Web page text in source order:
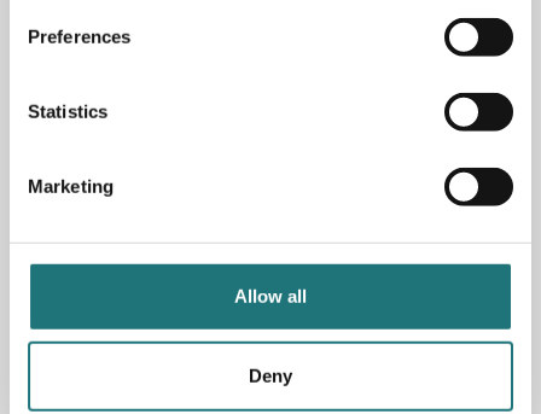
Preferences
Statistics
Marketing
Allow all
Deny
Stängt söndagar vecka 26 - 33
Telefon:08-702 78 22
Fri parkering på Åsögatan 121